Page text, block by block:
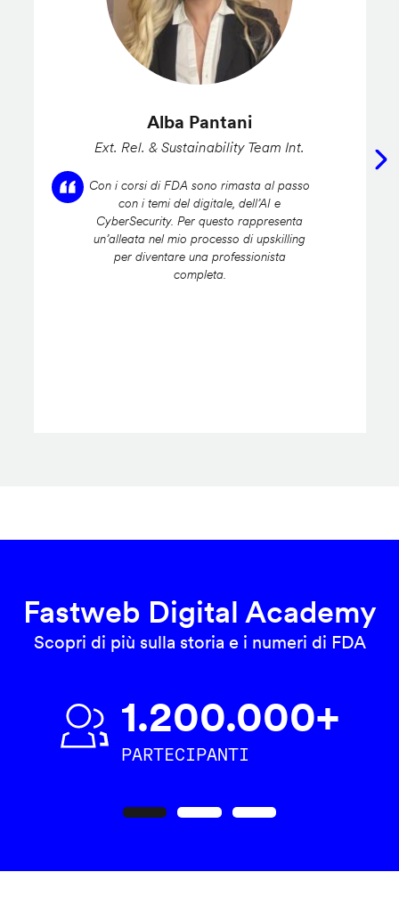
Alba Pantani
Ext. Rel. & Sustainability Team Int.
Con i corsi di FDA sono rimasta al passo
con i temi del digitale, dell’AI e
CyberSecurity. Per questo rappresenta
un’alleata nel mio processo di upskilling
per diventare una professionista
completa.
Fastweb Digital Academy
Scopri di più sulla storia e i numeri di FDA
1.200.000+
PARTECIPANTI